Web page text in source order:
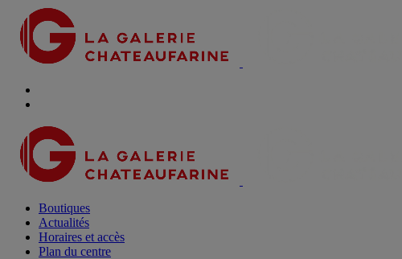
Boutiques
Actualités
Horaires et accès
Plan du centre